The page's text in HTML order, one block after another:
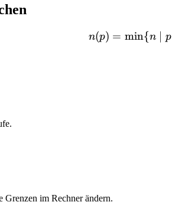
n(p) = min{n p
im Rechner ändern.